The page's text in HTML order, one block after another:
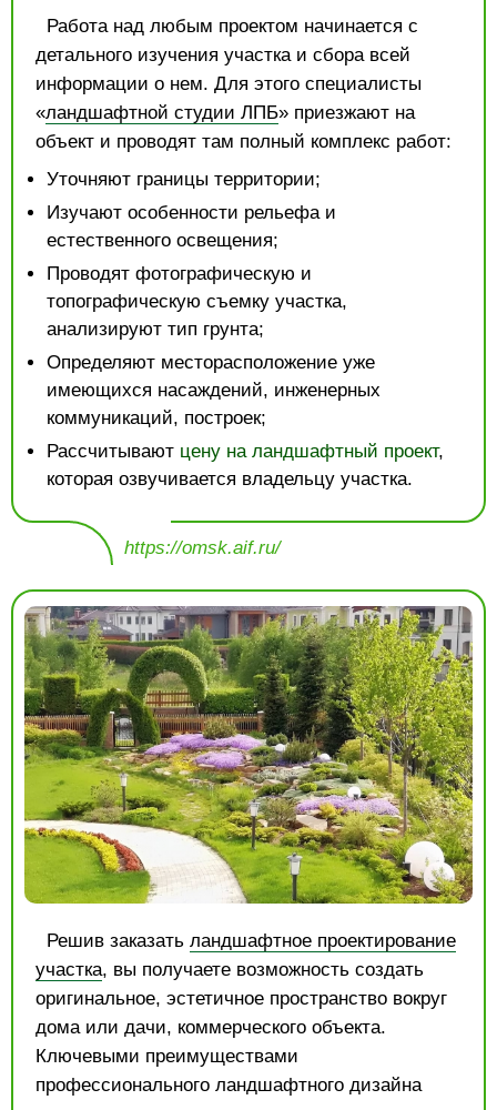
Работа над любым проектом начинается с
детального изучения участка и сбора всей
информации о нем. Для этого специалисты
«ландшафтной студии ЛПБ» приезжают на
объект и проводят там полный комплекс работ:
Уточняют границы территории;
Изучают особенности рельефа и
естественного освещения;
Проводят фотографическую и
топографическую съемку участка,
анализируют тип грунта;
Определяют месторасположение уже
имеющихся насаждений, инженерных
коммуникаций, построек;
Рассчитывают цену на ландшафтный проект,
которая озвучивается владельцу участка.
https://omsk.aif.ru/
Решив заказать ландшафтное проектирование
участка, вы получаете возможность создать
оригинальное, эстетичное пространство вокруг
дома или дачи, коммерческого объекта.
Ключевыми преимуществами
профессионального ландшафтного дизайна